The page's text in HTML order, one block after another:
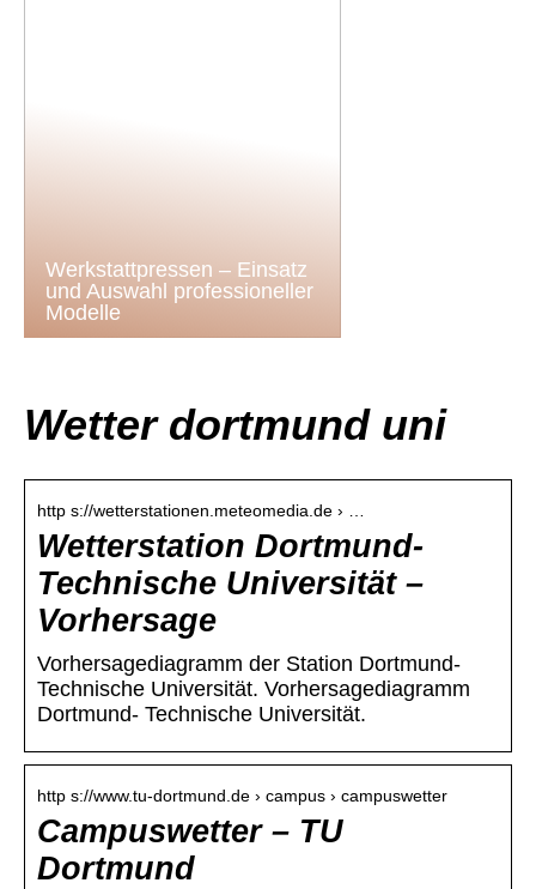
Werkstattpressen – Einsatz
und Auswahl professioneller
Modelle
Wetter dortmund uni
http s://wetterstationen.meteomedia.de › …
Wetterstation Dortmund-
Technische Universität –
Vorhersage
Vorhersagediagramm der Station Dortmund-
Technische Universität. Vorhersagediagramm
Dortmund- Technische Universität.
http s://www.tu-dortmund.de › campus › campuswetter
Campuswetter – TU
Dortmund